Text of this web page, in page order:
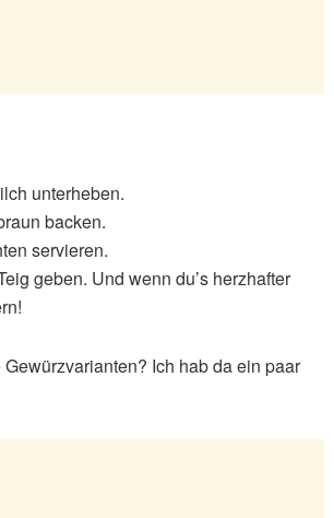
unterheben.
backen.
servieren.
geben. Und wenn du’s herzhafter
Ich hab da ein paar